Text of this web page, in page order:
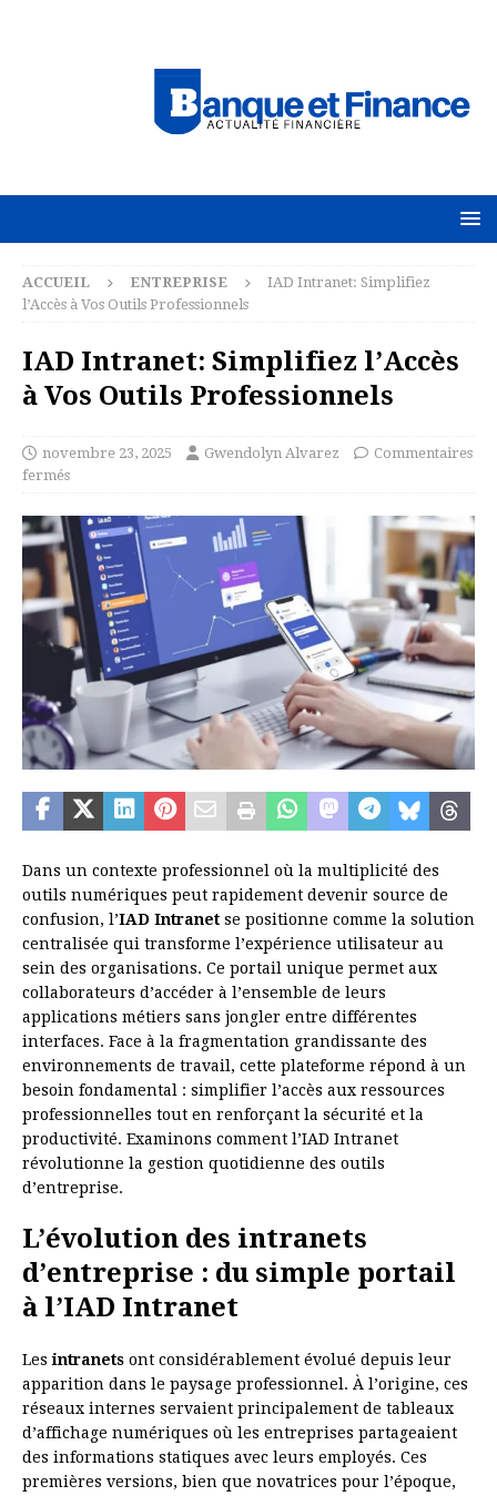
ACCUEIL ENTREPRISE
IAD Intranet: Simplifiez
l’Accès à Vos Outils Professionnels
IAD Intranet: Simplifiez l’Accès
à Vos Outils Professionnels
novembre 23, 2025 Gwendolyn Alvarez
Commentaires
fermés
Dans un contexte professionnel où la multiplicité des
outils numériques peut rapidement devenir source de
confusion, l’IAD Intranet se positionne comme la solution
centralisée qui transforme l’expérience utilisateur au
sein des organisations. Ce portail unique permet aux
collaborateurs d’accéder à l’ensemble de leurs
applications métiers sans jongler entre différentes
interfaces. Face à la fragmentation grandissante des
environnements de travail, cette plateforme répond à un
besoin fondamental : simplifier l’accès aux ressources
professionnelles tout en renforçant la sécurité et la
productivité. Examinons comment l’IAD Intranet
révolutionne la gestion quotidienne des outils
d’entreprise.
L’évolution des intranets
d’entreprise : du simple portail
à l’IAD Intranet
Lesintranets ont considérablement évolué depuis leur
apparition dans le paysage professionnel. À l’origine, ces
réseaux internes servaient principalement de tableaux
d’affichage numériques où les entreprises partageaient
des informations statiques avec leurs employés. Ces
premières versions, bien que novatrices pour l’époque,